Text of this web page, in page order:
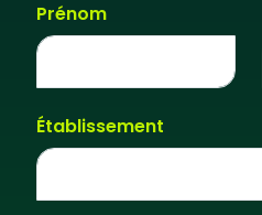
Prénom
Établissement